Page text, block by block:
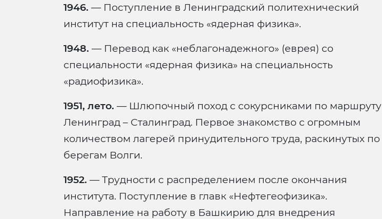
1946. — Поступление в Ленинградский политехнический
институт на специальность «ядерная физика».
1948. — Перевод как «неблагонадежного» (еврея) со
специальности «ядерная физика» на специальность
«радиофизика».
1951, лето. — Шлюпочный поход с сокурсниками по маршруту
Ленинград – Сталинград. Первое знакомство с огромным
количеством лагерей принудительного труда, раскинутых по
берегам Волги.
1952. — Трудности с распределением после окончания
института. Поступление в главк «Нефтегеофизика».
Направление на работу в Башкирию для внедрения